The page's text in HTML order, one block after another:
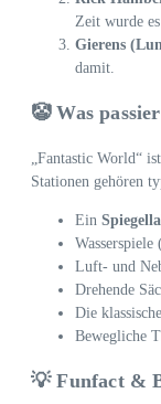
Zeit wurde
Gierens
damit.
🤡 Was
„Fantastic World“
Stationen gehören
Ein
Wasserspiele
Luft- und
Drehende
Die klassische
Bewegliche
💡 Funfact &